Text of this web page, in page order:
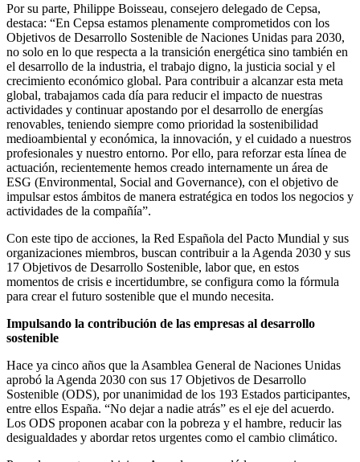
Por su parte, Philippe Boisseau, consejero delegado de Cepsa,
destaca: “En Cepsa estamos plenamente comprometidos con los
Objetivos de Desarrollo Sostenible de Naciones Unidas para 2030,
no solo en lo que respecta a la transición energética sino también en
el desarrollo de la industria, el trabajo digno, la justicia social y el
crecimiento económico global. Para contribuir a alcanzar esta meta
global, trabajamos cada día para reducir el impacto de nuestras
actividades y continuar apostando por el desarrollo de energías
renovables, teniendo siempre como prioridad la sostenibilidad
medioambiental y económica, la innovación, y el cuidado a nuestros
profesionales y nuestro entorno. Por ello, para reforzar esta línea de
actuación, recientemente hemos creado internamente un área de
ESG (Environmental, Social and Governance), con el objetivo de
impulsar estos ámbitos de manera estratégica en todos los negocios y
actividades de la compañía”.
Con este tipo de acciones, la Red Española del Pacto Mundial y sus
organizaciones miembros, buscan contribuir a la Agenda 2030 y sus
17 Objetivos de Desarrollo Sostenible, labor que, en estos
momentos de crisis e incertidumbre, se configura como la fórmula
para crear el futuro sostenible que el mundo necesita.
Impulsando la contribución de las empresas al desarrollo
sostenible
Hace ya cinco años que la Asamblea General de Naciones Unidas
aprobó la Agenda 2030 con sus 17 Objetivos de Desarrollo
Sostenible (ODS), por unanimidad de los 193 Estados participantes,
entre ellos España. “No dejar a nadie atrás” es el eje del acuerdo.
Los ODS proponen acabar con la pobreza y el hambre, reducir las
desigualdades y abordar retos urgentes como el cambio climático.